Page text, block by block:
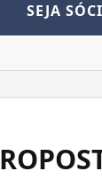
SEJA